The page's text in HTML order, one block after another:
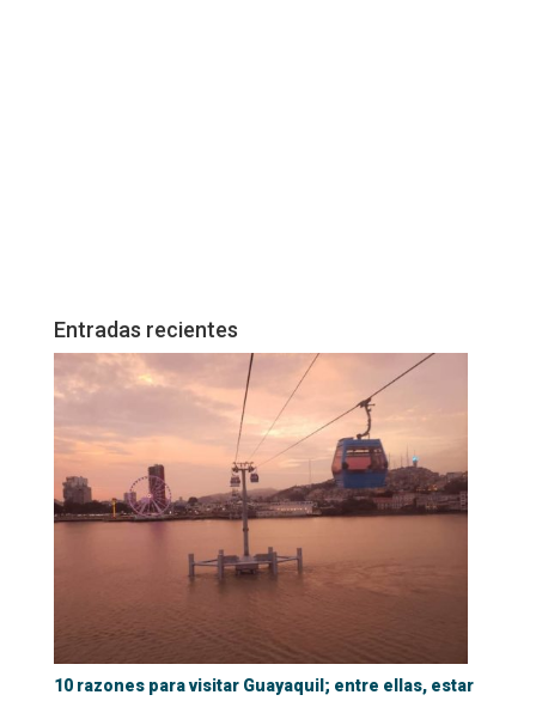
Entradas recientes
10 razones para visitar Guayaquil; entre ellas, estar